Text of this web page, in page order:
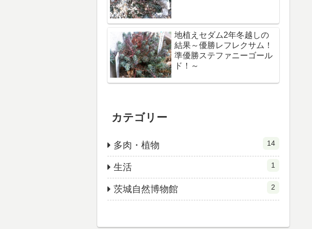
地植えセダム2年冬越しの
結果～優勝レフレクサム！
準優勝ステファニーゴール
ド！～
カテゴリー
多肉・植物 14
生活 1
茨城自然博物館 2